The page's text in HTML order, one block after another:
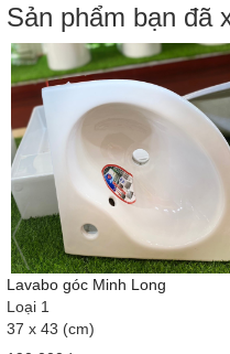
Sản phẩm bạn đã
Bàn cầu khối giá rẻ 104
Loại 1
1,550,000đ